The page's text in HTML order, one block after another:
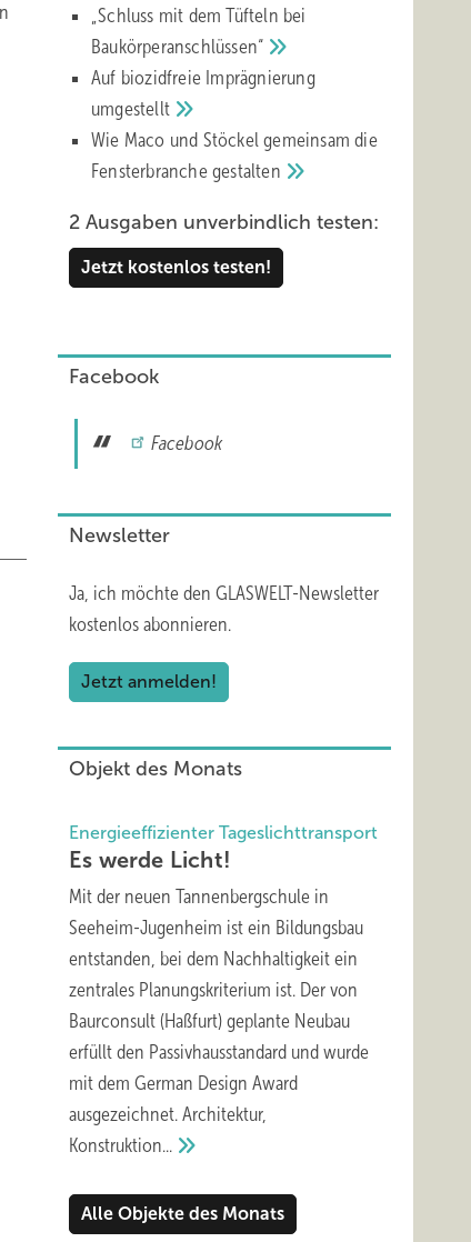
„Schluss mit d em Tüfteln bei
Baukörperanschlüssen“
Auf biozidfreie Imprägnierung
umgestellt
Wie Maco und Stöckel gemeinsam die
Fensterbranche gestalten
2 Ausgaben unverbindlich testen:
Jetzt kostenlos testen!
Facebook
Facebook
Newsletter
Ja, ich möchte den GLASWELT-Newsletter
kostenlos abonnieren.
Jetzt anmelden!
Objekt des Monats
Energieeffizienter Tageslichttransport
Es werde Licht!
Mit der neuen Tannenbergschule in
Seeheim-Jugenheim ist ein Bildungsbau
entstanden, bei dem Nachhaltigkeit ein
zentrales Planungskriterium ist. Der von
Baurconsult (Haßfurt) geplante Neubau
erfüllt den Passivhausstandard und wurde
mit dem German Design Award
ausgezeichnet. Architektur,
Konstruktion...
Alle Objekte des Monats